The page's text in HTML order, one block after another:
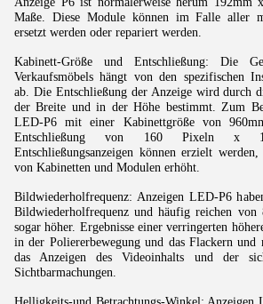
Maße. Diese Module können im Falle aller
ersetzt werden oder repariert werden.
Kabinett-Größe und Entschließung: Die
Verkaufsmöbels hängt von den spezifischen
ab. Die Entschließung der Anzeige wird durch
der Breite und in der Höhe bestimmt. Zum
LED-P6 mit einer Kabinettgröße von
Entschließung von 160 Pixeln x
Entschließungsanzeigen können erzielt
von Kabinetten und Modulen erhöht.
Bildwiederholfrequenz: Anzeigen LED-P6
Bildwiederholfrequenz und häufig reichen von
sogar höher. Ergebnisse einer verringerten
in der Poliererbewegung und das Flackern und
das Anzeigen des Videoinhalts und der
Sichtbarmachungen.